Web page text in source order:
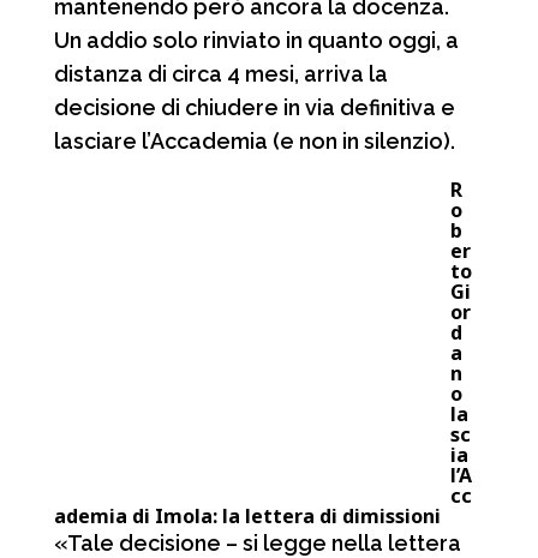
mantenendo però ancora la docenza.
Un addio solo rinviato in quanto oggi, a
distanza di circa 4 mesi, arriva la
decisione di chiudere in via definitiva e
lasciare l’Accademia (e non in silenzio).
R
o
b
er
to
Gi
or
d
a
n
o
la
sc
ia
l’A
cc
ademia di Imola: la lettera di dimissioni
«Tale decisione – si legge nella lettera